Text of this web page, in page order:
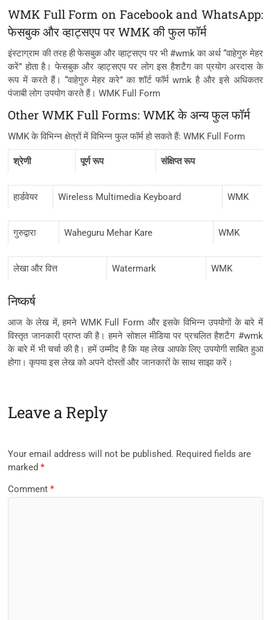
WMK Full Form on Facebook and WhatsApp:
फेसबुक और व्हाट्सएप पर WMK की फुल फॉर्म
इंस्टाग्राम की तरह ही फेसबुक और व्हाट्सएप पर भी #wmk का अर्थ “वाहेगुरु मेहर
करें” होता है। फेसबुक और व्हाट्सएप पर लोग इस हैशटैग का प्रयोग अरदास के
रूप में करते हैं। “वाहेगुरु मेहर करे” का शॉर्ट फॉर्म wmk है और इसे अधिकतर
पंजाबी लोग उपयोग करते हैं। WMK Full Form
Other WMK Full Forms: WMK के अन्य फुल फॉर्म
WMK के विभिन्न क्षेत्रों में विभिन्न फुल फॉर्म हो सकते हैं: WMK Full Form
श्रेणी पूर्ण रूप संक्षिप्त रूप
हार्डवेयर Wireless Multimedia Keyboard WMK
गुरुद्वारा Waheguru Mehar Kare WMK
लेखा और वित्त Watermark WMK
निष्कर्ष
आज के लेख में, हमने WMK Full Form और इसके विभिन्न उपयोगों के बारे में
विस्तृत जानकारी प्राप्त की है। हमने सोशल मीडिया पर प्रचलित हैशटैग #wmk
के बारे में भी चर्चा की है। हमें उम्मीद है कि यह लेख आपके लिए उपयोगी साबित हुआ
होगा। कृपया इस लेख को अपने दोस्तों और जानकारों के साथ साझा करें।
Leave a Reply
Your email address will not be published. Required fields are
marked*
Comment*